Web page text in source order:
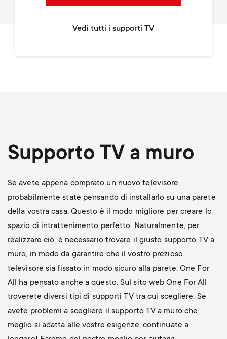
Vedi tutti i supporti TV
Supporto TV a muro
Se avete appena comprato un nuovo televisore,
probabilmente state pensando di installarlo su una parete
della vostra casa. Questo è il modo migliore per creare lo
spazio di intrattenimento perfetto. Naturalmente, per
realizzare ciò, è necessario trovare il giusto supporto TV a
muro, in modo da garantire che il vostro prezioso
televisore sia fissato in modo sicuro alla parete. One For
All ha pensato anche a questo. Sul sito web One For All
troverete diversi tipi di supporti TV tra cui scegliere. Se
avete problemi a scegliere il supporto TV a muro che
meglio si adatta alle vostre esigenze, continuate a